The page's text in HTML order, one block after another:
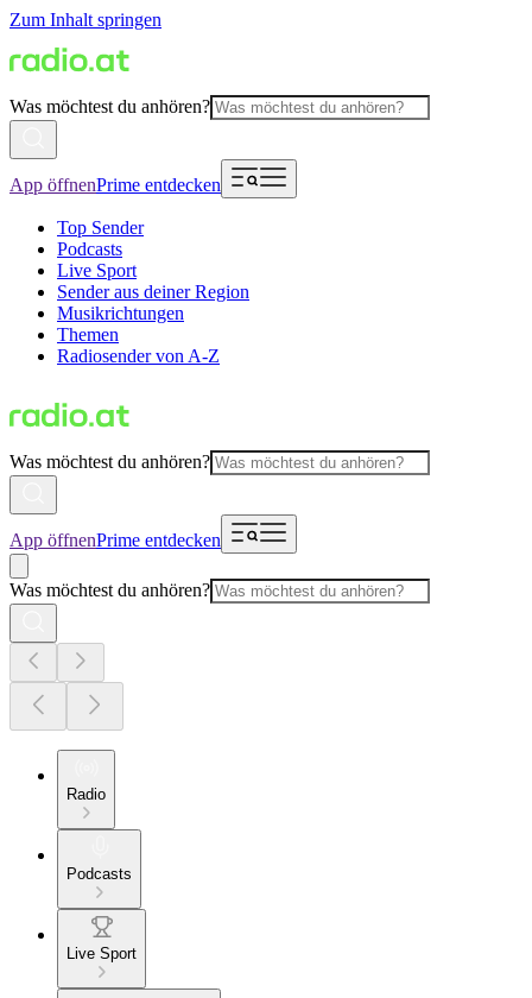
Zum Inhalt springen
Was möchtest du anhören?
App öffnenPrime entdecken
Top Sender
Podcasts
Live Sport
Sender aus deiner Region
Musikrichtungen
Themen
Radiosender von A-Z
Was möchtest du anhören?
App öffnenPrime entdecken
Was möchtest du anhören?
Radio
Podcasts
Live Sport